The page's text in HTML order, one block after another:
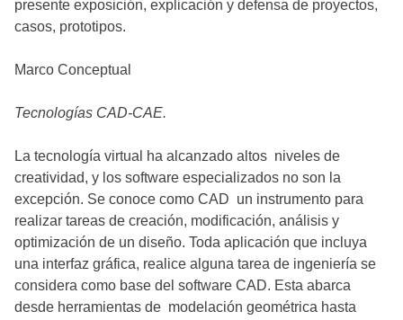
presente exposición, explicación y defensa de proyectos,
casos, prototipos.
Marco Conceptual
Tecnologías CAD-CAE.
La tecnología virtual ha alcanzado altos niveles de
creatividad, y los software especializados no son la
excepción. Se conoce como CAD un instrumento para
realizar tareas de creación, modificación, análisis y
optimización de un diseño. Toda aplicación que incluya
una interfaz gráfica, realice alguna tarea de ingeniería se
considera como base del software CAD. Esta abarca
desde herramientas de modelación geométrica hasta